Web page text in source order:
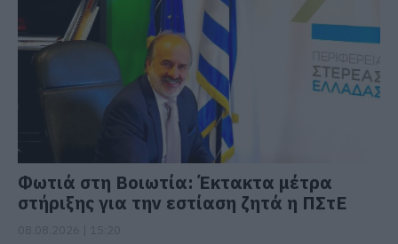
Φωτιά στη Βοιωτία: Έκτακτα μέτρα
στήριξης για την εστίαση ζητά η ΠΣτΕ